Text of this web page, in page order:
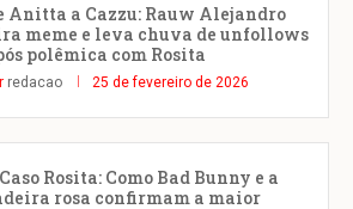
Anitta a Cazzu: Rauw Alejandro
meme e leva chuva de unfollows
polêmica com Rosita
redacao 25 de fevereiro de 2026
Rosita: Como Bad Bunny e a
rosa confirmam a maior